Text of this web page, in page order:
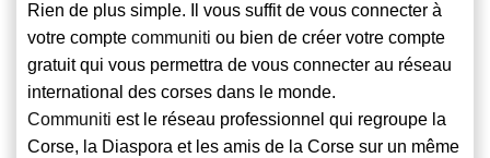
Rien de plus simple. Il vous suffit de vous connecter à
votre compte communiti ou bien de créer votre compte
gratuit qui vous permettra de vous connecter au réseau
international des corses dans le monde.
Communiti est le réseau professionnel qui regroupe la
Corse, la Diaspora et les amis de la Corse sur un même